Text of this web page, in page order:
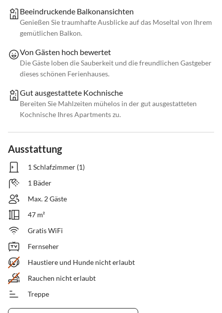
Beeindruckende Balkonansichten
Genießen Sie traumhafte Ausblicke auf das Moseltal von Ihrem
gemütlichen Balkon.
Von Gästen hoch bewertet
Die Gäste loben die Sauberkeit und die freundlichen Gastgeber
dieses schönen Ferienhauses.
Gut ausgestattete Kochnische
Bereiten Sie Mahlzeiten mühelos in der gut ausgestatteten
Kochnische Ihres Apartments zu.
Ausstattung
1 Schlafzimmer (1)
1 Bäder
Max. 2 Gäste
47 m²
Gratis WiFi
Fernseher
Haustiere und Hunde nicht erlaubt
Rauchen nicht erlaubt
Treppe